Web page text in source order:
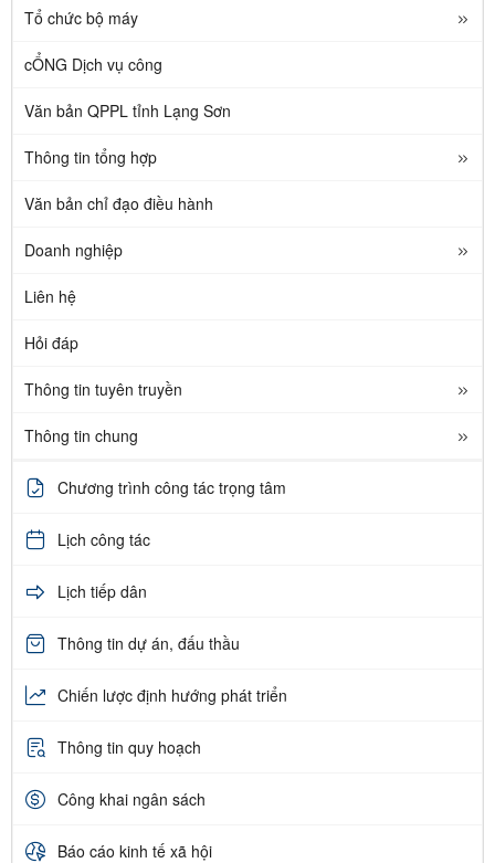
Tổ chức bộ máy
cỔNG Dịch vụ công
Văn bản QPPL tỉnh Lạng Sơn
Thông tin tổng hợp
Văn bản chỉ đạo điều hành
Doanh nghiệp
Liên hệ
Hỏi đáp
Thông tin tuyên truyền
Thông tin chung
Chương trình công tác trọng tâm
Lịch công tác
Lịch tiếp dân
Thông tin dự án, đấu thầu
Chiến lược định hướng phát triển
Thông tin quy hoạch
Công khai ngân sách
Báo cáo kinh tế xã hội